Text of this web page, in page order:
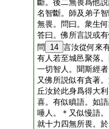
斷。後二無畏爲他
名智斷。師及弟子
無畏。問曰。衆生
答曰。佛所言説或
問
14 言汝從何來
有人若至城邑聚落
一切智人。聞斯經
又佛所説似有貪著
丘汝於此身爲得大
喜。有似瞋語。如
唾人。＊又似慢語
就十力四無所畏。